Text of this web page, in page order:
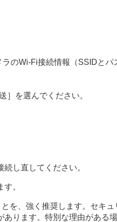
ラのWi-Fi接続情報（SSIDとパ
］ を選んでください。
し直してください。
。
を、強く推奨します。セキュ
ります。特別な理由がある場